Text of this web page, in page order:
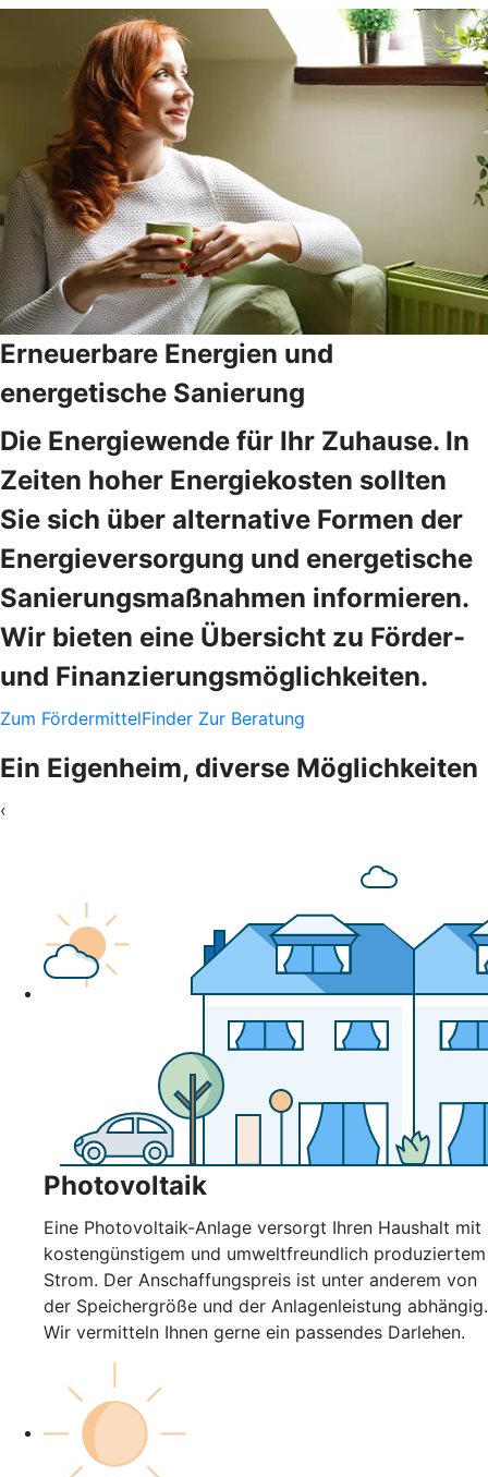
Erneuerbare Energien und
energetische Sanierung
Die Energiewende für Ihr Zuhause. In
Zeiten hoher Energiekosten sollten
Sie sich über alternative Formen der
Energieversorgung und energetische
Sanierungsmaßnahmen informieren.
Wir bieten eine Übersicht zu Förder-
und Finanzierungsmöglichkeiten.
Zum FördermittelFinder Zur Beratung
Ein Eigenheim, diverse Möglichkeiten
‹
Photovoltaik
Eine Photovoltaik-Anlage versorgt Ihren Haushalt mit
kostengünstigem und umweltfreundlich produziertem
Strom. Der Anschaffungspreis ist unter anderem von
der Speichergröße und der Anlagenleistung abhängig.
Wir vermitteln Ihnen gerne ein passendes Darlehen.